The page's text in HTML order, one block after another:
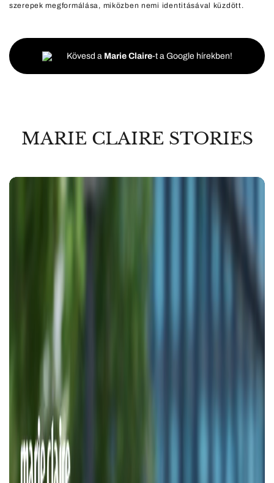
szerepek megformálása, miközben nemi identitásával küzdött.
Kövesd a Marie Claire-t a Google hírekben!
MARIE CLAIRE STORIES